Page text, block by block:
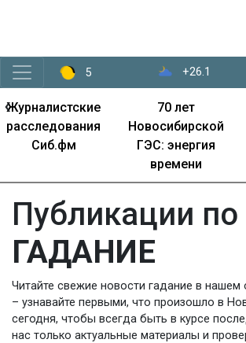
5 +26.1
Журналистские
расследования
Сиб.фм
70 лет
Новосибирской
ГЭС: энергия
времени
‹
Публикации по
ГАДАНИЕ
Читайте свежие новости гадание в нашем
– узнавайте первыми, что произошло в
сегодня, чтобы всегда быть в курсе
нас только актуальные материалы и